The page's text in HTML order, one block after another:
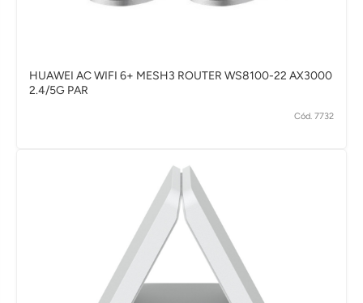
HUAWEI AC WIFI 6+ MESH3 ROUTER WS8100-22 AX3000
2.4/5G PAR
Cód. 7732